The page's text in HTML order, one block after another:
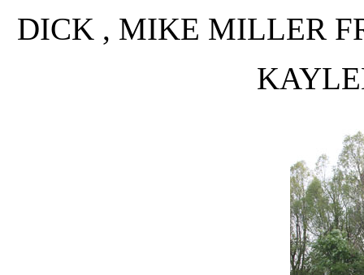
DICK , MIKE MILLER